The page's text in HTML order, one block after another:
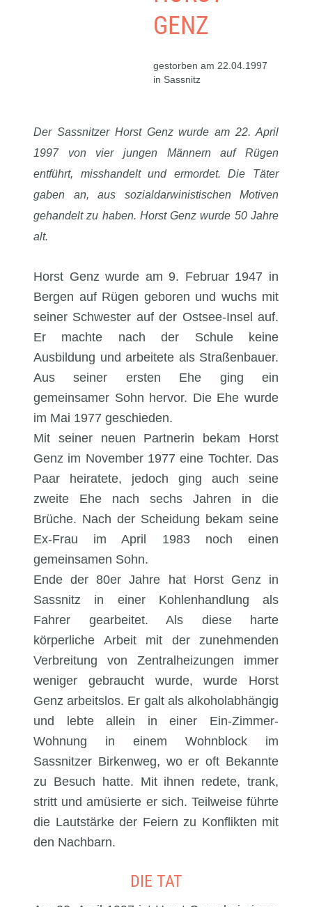
GENZ
gestorben am 22.04.1997
in Sassnitz
Der Sassnitzer Horst Genz wurde am 22. April
1997 von vier jungen Männern auf Rügen
entführt, misshandelt und ermordet. Die Täter
gaben an, aus sozialdarwinistischen Motiven
gehandelt zu haben. Horst Genz wurde 50 Jahre
alt.
Horst Genz wurde am 9. Februar 1947 in
Bergen auf Rügen geboren und wuchs mit
seiner Schwester auf der Ostsee-Insel auf.
Er machte nach der Schule keine
Ausbildung und arbeitete als Straßenbauer.
Aus seiner ersten Ehe ging ein
gemeinsamer Sohn hervor. Die Ehe wurde
im Mai 1977 geschieden.
Mit seiner neuen Partnerin bekam Horst
Genz im November 1977 eine Tochter. Das
Paar heiratete, jedoch ging auch seine
zweite Ehe nach sechs Jahren in die
Brüche. Nach der Scheidung bekam seine
Ex-Frau im April 1983 noch einen
gemeinsamen Sohn.
Ende der 80er Jahre hat Horst Genz in
Sassnitz in einer Kohlenhandlung als
Fahrer gearbeitet. Als diese harte
körperliche Arbeit mit der zunehmenden
Verbreitung von Zentralheizungen immer
weniger gebraucht wurde, wurde Horst
Genz arbeitslos. Er galt als alkoholabhängig
und lebte allein in einer Ein-Zimmer-
Wohnung in einem Wohnblock im
Sassnitzer Birkenweg, wo er oft Bekannte
zu Besuch hatte. Mit ihnen redete, trank,
stritt und amüsierte er sich. Teilweise führte
die Lautstärke der Feiern zu Konflikten mit
den Nachbarn.
DIE TAT